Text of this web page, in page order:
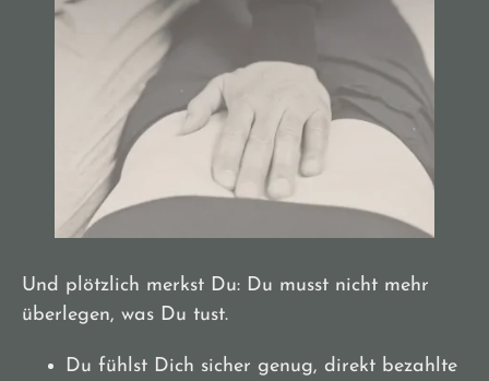
Und plötzlich merkst Du: Du musst nicht mehr
überlegen, was Du tust.
Du fühlst Dich sicher genug, direkt bezahlte